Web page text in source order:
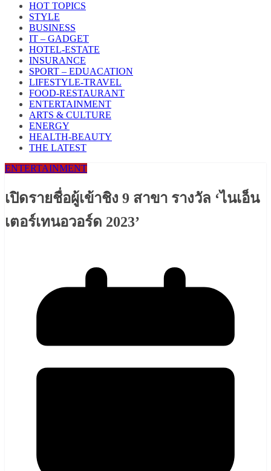
HOT TOPICS
STYLE
BUSINESS
IT – GADGET
HOTEL-ESTATE
INSURANCE
SPORT – EDUACATION
LIFESTYLE​-TRAVEL​
FOOD-RESTAURANT
ENTERTAINMENT
ARTS & CULTURE
ENERGY
HEALTH​-BEAUTY
THE LATEST
ENTERTAINMENT
เปิดรายชื่อผู้เข้าชิง 9 สาขา รางวัล ‘ไนเอ็น
เตอร์เทนอวอร์ด 2023’